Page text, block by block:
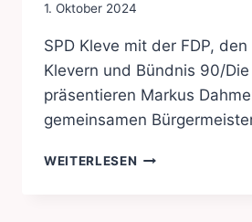
1. Oktober 2024
SPD Kleve mit der FDP,
Klevern und Bündnis 90/Die
präsentieren Markus
gemeinsamen
WEITERLESEN SUCHE